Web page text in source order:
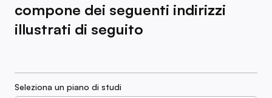
compone dei seguenti indirizzi
illustrati di seguito
Seleziona un piano di studi